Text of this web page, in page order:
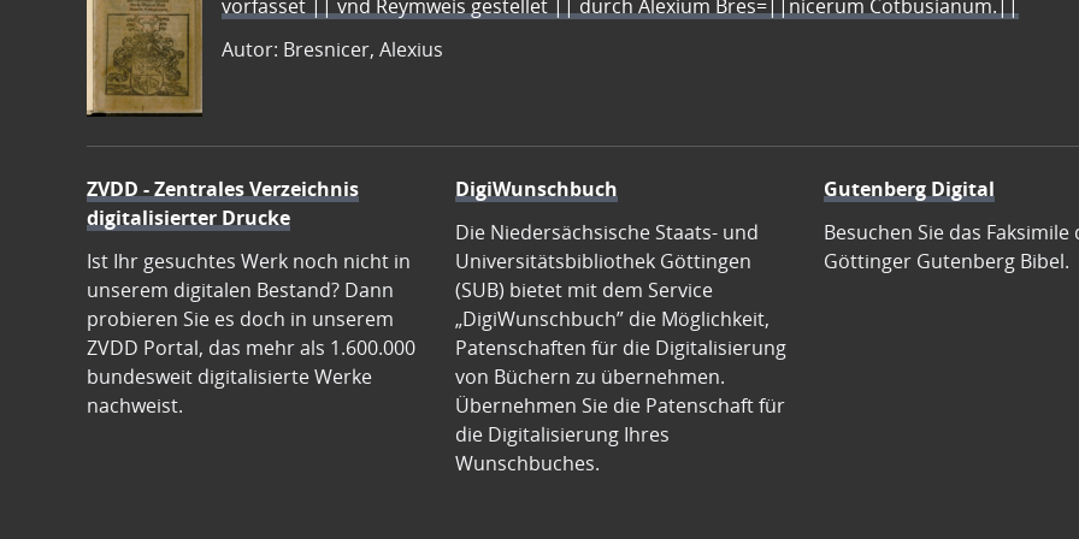
vorfasset || vnd Reymweis gestellet || durch Alexium Bres=||nicerum Cotbusianum.||
Autor: Bresnicer, Alexius
ZVDD - Zentrales Verzeichnis
digitalisierter Drucke
Ist Ihr gesuchtes Werk noch nicht in
unserem digitalen Bestand? Dann
probieren Sie es doch in unserem
ZVDD Portal, das mehr als 1.600.000
bundesweit digitalisierte Werke
nachweist.
DigiWunschbuch
Die Niedersächsische Staats- und
Universitätsbibliothek Göttingen
(SUB) bietet mit dem Service
„DigiWunschbuch” die Möglichkeit,
Patenschaften für die Digitalisierung
von Büchern zu übernehmen.
Übernehmen Sie die Patenschaft für
die Digitalisierung Ihres
Wunschbuches.
Gutenberg Digital
Besuchen Sie das Faksimile
Göttinger Gutenberg Bibel.